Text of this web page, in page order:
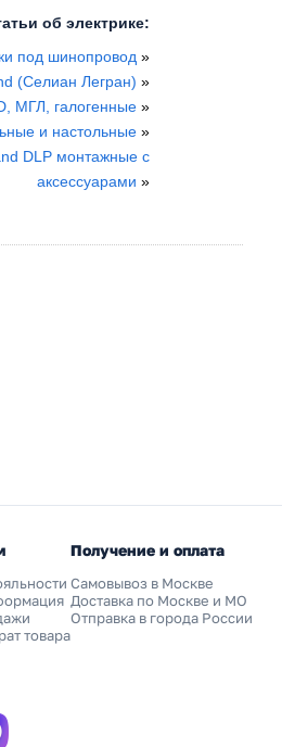
об электрике:
под шинопровод »
(Селиан Легран) »
МГЛ, галогенные »
и настольные»
DLP монтажные с
аксессуарами »
товара
Получение и оплата
Самовывоз в Москве
Доставка по Москве и МО
Отправка в города России